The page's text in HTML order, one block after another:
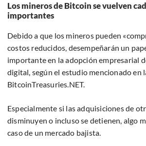
Los mineros de Bitcoin se vuelven
importantes
Debido a que los mineros pueden
costos reducidos, desempeñarán un
importante en la adopción empresarial
digital, según el estudio mencionado en
BitcoinTreasuries.NET.
Especialmente si las adquisiciones de
disminuyen o incluso se detienen, algo
caso de un mercado bajista.